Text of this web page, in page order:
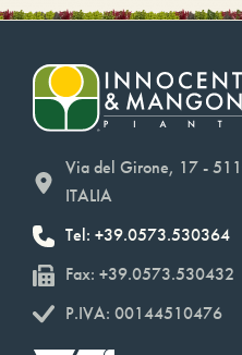
Via del Girone, 17 -
ITALIA
Tel: +39.0573.530364
Fax: +39.0573.530432
P.IVA: 00144510476